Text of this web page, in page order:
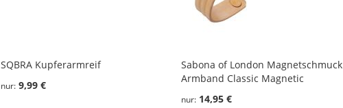
SQBRA Kupferarmreif
nur 9,99 €
Sabona of London Magnetschmuck
Armband Classic Magnetic
nur 14,95 €